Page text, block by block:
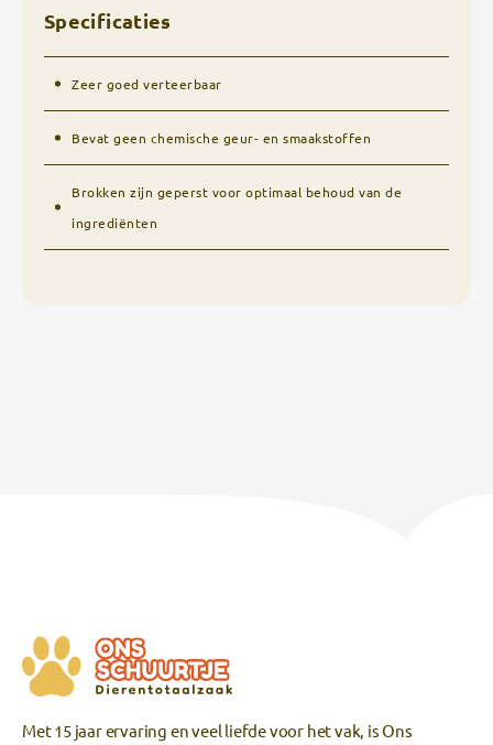
Specificaties
Zeer goed verteerbaar
Bevat geen chemische geur- en smaakstoffen
Brokken zijn geperst voor optimaal behoud van de
ingrediënten
Met 15 jaar ervaring en veel liefde voor het vak, is Ons